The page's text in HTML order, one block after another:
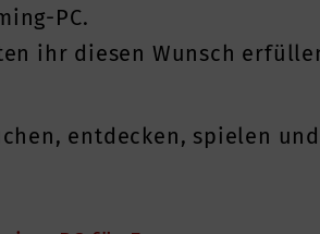
PC.
ihr diesen Wunsch
entdecken, spielen